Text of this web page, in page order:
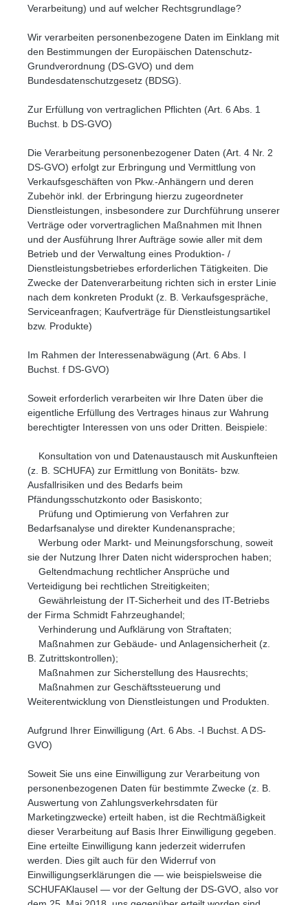
Verarbeitung) und auf welcher Rechtsgrundlage?
Wir verarbeiten personenbezogene Daten im Einklang mit
den Bestimmungen der Europäischen Datenschutz-
Grundverordnung (DS-GVO) und dem
Bundesdatenschutzgesetz (BDSG).
Zur Erfüllung von vertraglichen Pflichten (Art. 6 Abs. 1
Buchst. b DS-GVO)
Die Verarbeitung personenbezogener Daten (Art. 4 Nr. 2
DS-GVO) erfolgt zur Erbringung und Vermittlung von
Verkaufsgeschäften von Pkw.-Anhängern und deren
Zubehör inkl. der Erbringung hierzu zugeordneter
Dienstleistungen, insbesondere zur Durchführung unserer
Verträge oder vorvertraglichen Maßnahmen mit Ihnen
und der Ausführung Ihrer Aufträge sowie aller mit dem
Betrieb und der Verwaltung eines Produktion- /
Dienstleistungsbetriebes erforderlichen Tätigkeiten. Die
Zwecke der Datenverarbeitung richten sich in erster Linie
nach dem konkreten Produkt (z. B. Verkaufsgespräche,
Serviceanfragen; Kaufverträge für Dienstleistungsartikel
bzw. Produkte)
Im Rahmen der Interessenabwägung (Art. 6 Abs. I
Buchst. f DS-GVO)
Soweit erforderlich verarbeiten wir Ihre Daten über die
eigentliche Erfüllung des Vertrages hinaus zur Wahrung
berechtigter Interessen von uns oder Dritten. Beispiele:
Konsultation von und Datenaustausch mit Auskunfteien
(z. B. SCHUFA) zur Ermittlung von Bonitäts- bzw.
Ausfallrisiken und des Bedarfs beim
Pfändungsschutzkonto oder Basiskonto;
Prüfung und Optimierung von Verfahren zur
Bedarfsanalyse und direkter Kundenansprache;
Werbung oder Markt- und Meinungsforschung, soweit
sie der Nutzung Ihrer Daten nicht widersprochen haben;
Geltendmachung rechtlicher Ansprüche und
Verteidigung bei rechtlichen Streitigkeiten;
Gewährleistung der IT-Sicherheit und des IT-Betriebs
der Firma Schmidt Fahrzeughandel;
Verhinderung und Aufklärung von Straftaten;
Maßnahmen zur Gebäude- und Anlagensicherheit (z.
B. Zutrittskontrollen);
Maßnahmen zur Sicherstellung des Hausrechts;
Maßnahmen zur Geschäftssteuerung und
Weiterentwicklung von Dienstleistungen und Produkten.
Aufgrund Ihrer Einwilligung (Art. 6 Abs. -I Buchst. A DS-
GVO)
Soweit Sie uns eine Einwilligung zur Verarbeitung von
personenbezogenen Daten für bestimmte Zwecke (z. B.
Auswertung von Zahlungsverkehrsdaten für
Marketingzwecke) erteilt haben, ist die Rechtmäßigkeit
dieser Verarbeitung auf Basis Ihrer Einwilligung gegeben.
Eine erteilte Einwilligung kann jederzeit widerrufen
werden. Dies gilt auch für den Widerruf von
Einwilligungserklärungen die — wie beispielsweise die
SCHUFAKlausel — vor der Geltung der DS-GVO, also vor